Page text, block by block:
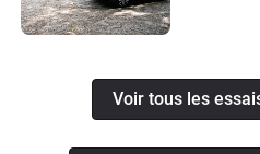
Voir tous les